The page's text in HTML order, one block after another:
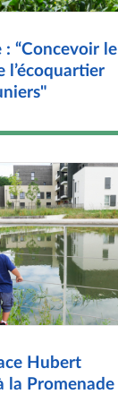
: “Concevoir le
l’écoquartier
Hubert
la Promenade